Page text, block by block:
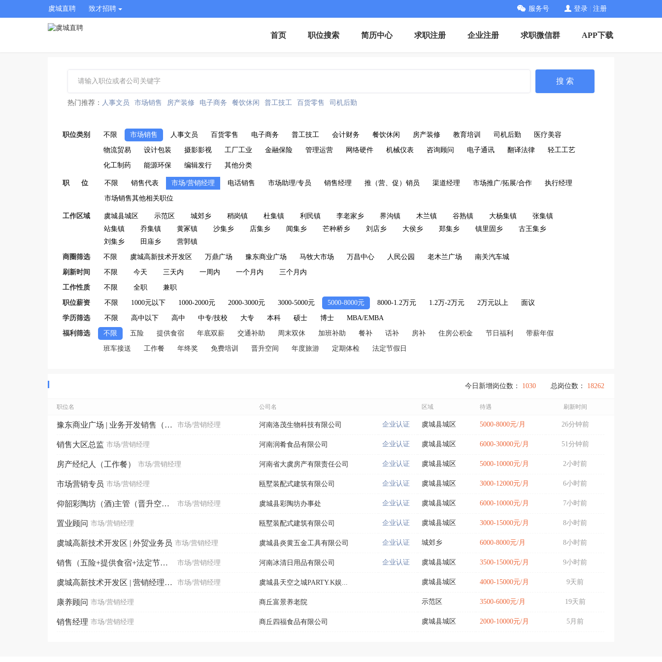
虞城直聘 致才招聘 服务号 登录 注册
首页 职位搜索 简历中心 求职注册 企业注册 求职微信群 APP下载
搜 索
热门推荐： 人事文员 市场销售 房产装修 电子商务 餐饮休闲 普工技工 百货零售 司机后勤
职位类别 不限 市场销售 人事文员 百货零售 电子商务 普工技工 会计财务 餐饮休闲 房产装修 教育培训 司机后勤 医疗美容
物流贸易 设计包装 摄影影视 工厂工业 金融保险 管理运营 网络硬件 机械仪表 咨询顾问 电子通讯 翻译法律 轻工工艺
化工制药 能源环保 编辑发行 其他分类
职 位 不限 销售代表 市场/营销经理 电话销售 市场助理/专员 销售经理 推（营、促）销员 渠道经理 市场推广/拓展/合作 执行经理
市场销售其他相关职位
工作区域 虞城县城区 示范区 城郊乡 稍岗镇 杜集镇 利民镇 李老家乡 界沟镇 木兰镇 谷熟镇 大杨集镇
张集镇
站集镇
乔集镇 黄冢镇 沙集乡 店集乡 闻集乡 芒种桥乡 刘店乡 大侯乡 郑集乡 镇里固乡
古王集乡
刘集乡
田庙乡 营郭镇
商圈筛选 不限 虞城高新技术开发区 万鼎广场 豫东商业广场 马牧大市场 万昌中心 人民公园 老木兰广场 南关汽车城
刷新时间 不限 今天 三天内 一周内 一个月内 三个月内
工作性质 不限 全职 兼职
职位薪资 不限 1000元以下 1000-2000元 2000-3000元 3000-5000元 5000-8000元 8000-1.2万元 1.2万-2万元 2万元以上 面议
学历筛选 不限 高中以下 高中 中专/技校 大专 本科 硕士 博士 MBA/EMBA
福利筛选 不限 五险 提供食宿 年底双薪 交通补助 周末双休 加班补助 餐补 话补 房补 住房公积金 节日福利 带薪年假
班车接送 工作餐 年终奖 免费培训 晋升空间 年度旅游 定期体检 法定节假日
总岗位数： 18262
今日新增岗位数： 1030
职位名 公司名 区域 待遇 刷新时间
豫东商业广场 | 业务开发销售（售后回访） 市场/营销经理 河南洛茂生物科技有限公司 企业认证 虞城县城区 5000-8000元/月 26分钟前
销售大区总监 市场/营销经理 河南润肴食品有限公司 企业认证 虞城县城区 6000-30000元/月 51分钟前
房产经纪人（工作餐） 市场/营销经理 河南省大虞房产有限责任公司 企业认证 虞城县城区 5000-10000元/月 2小时前
市场营销专员 市场/营销经理 瓯墅装配式建筑有限公司 企业认证 虞城县城区 3000-12000元/月 6小时前
仰韶彩陶坊（酒)主管（晋升空间+年终奖） 市场/营销经理 虞城县彩陶坊办事处 企业认证 虞城县城区 6000-10000元/月 7小时前
置业顾问 市场/营销经理 瓯墅装配式建筑有限公司 企业认证 虞城县城区 3000-15000元/月 8小时前
虞城高新技术开发区 | 外贸业务员 市场/营销经理 虞城县炎黄五金工具有限公司 企业认证 城郊乡 6000-8000元/月 8小时前
销售（五险+提供食宿+法定节假日） 市场/营销经理 河南冰清日用品有限公司 企业认证 虞城县城区 3500-15000元/月 9小时前
虞城高新技术开发区 | 营销经理（餐补） 市场/营销经理 虞城县天空之城PARTY.K娱... 虞城县城区 4000-15000元/月 9天前
康养顾问 市场/营销经理 商丘富景养老院 示范区 3500-6000元/月 19天前
销售经理 市场/营销经理 商丘四福食品有限公司 虞城县城区 2000-10000元/月 5月前